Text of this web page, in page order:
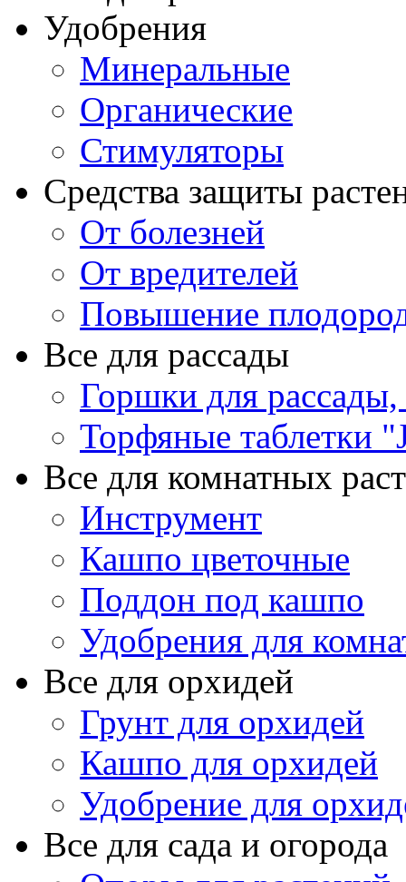
Удобрения
Минеральные
Органические
Стимуляторы
Средства защиты
От болезней
От вредителей
Повышение
Все для рассады
Горшки для рассады,
Торфяные таблетки
Все для комнатных
Инструмент
Кашпо цветочные
Поддон под кашпо
Удобрения для
Все для орхидей
Грунт для орхидей
Кашпо для орхидей
Удобрение для
Все для сада и огорода